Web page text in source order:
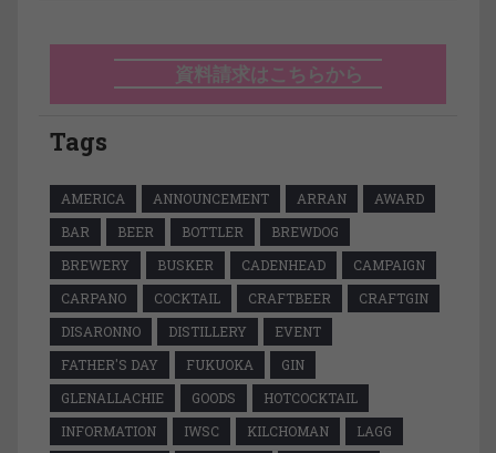
資料請求はこちらから
Tags
AMERICA ANNOUNCEMENT ARRAN
AWARD
BAR
BEER BOTTLER
BREWDOG
BREWERY
BUSKER CADENHEAD
CAMPAIGN
CARPANO
COCKTAIL CRAFTBEER
CRAFTGIN
DISARONNO
DISTILLERY
EVENT
FATHER'S DAY
FUKUOKA
GIN
GLENALLACHIE
GOODS
HOTCOCKTAIL
INFORMATION
IWSC KILCHOMAN
LAGG